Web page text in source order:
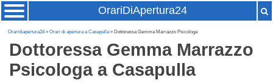
OrariDiApertura24
Oraridiapertura24»Orari di apertura a Casapulla» Dottoressa Gemma Marrazzo Psicologa
Dottoressa Gemma Marrazzo
Psicologaa Casapulla